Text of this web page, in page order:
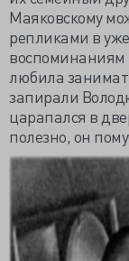
Маяковскому
репликами в
воспоминаниям
любила
запирали
царапался в
полезно, он